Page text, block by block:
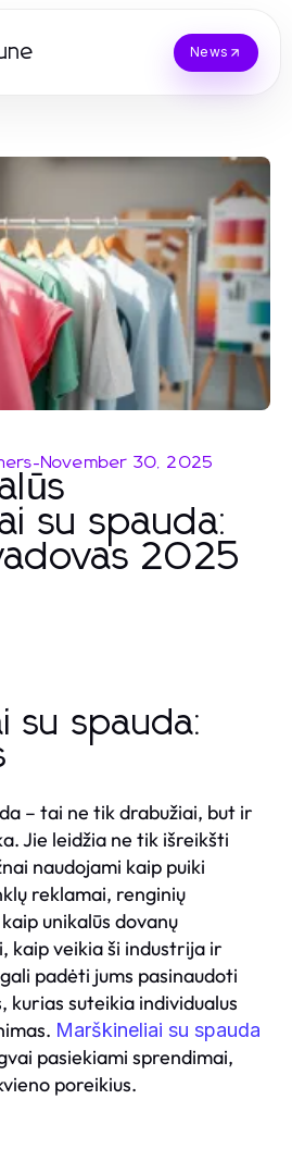
News
-November 30, 2025
su spauda:
2025
su spauda:
– tai ne tik drabužiai, but ir
Jie leidžia ne tik išreikšti
naudojami kaip puiki
reklamai, renginių
unikalūs dovanų
kaip veikia ši industrija ir
padėti jums pasinaudoti
kurias suteikia individualus
Marškineliai su spauda
pasiekiami sprendimai,
poreikius.